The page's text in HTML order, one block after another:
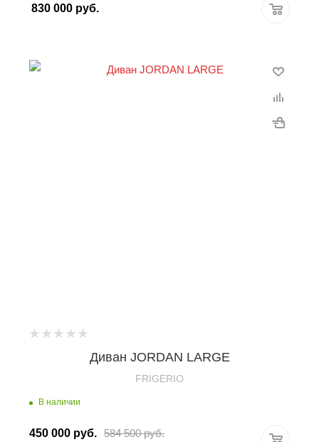
830 000 руб.
Диван JORDAN LARGE
FRIGERIO
В наличии
450 000 руб. 584 500руб.